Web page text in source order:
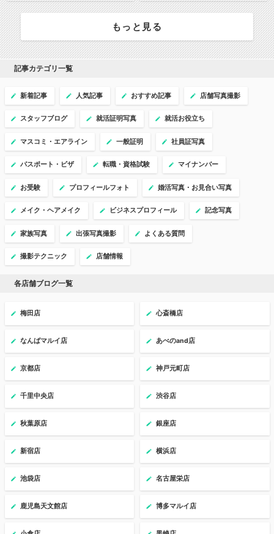
もっと見る
記事カテゴリ一覧
新着記事 人気記事 おすすめ記事 店舗写真撮影
スタッフブログ 就活証明写真 就活お役立ち
マスコミ・エアライン 一般証明 社員証写真
パスポート・ビザ 転職・資格試験 マイナンバー
お受験 プロフィールフォト 婚活写真・お見合い写真
メイク・ヘアメイク ビジネスプロフィール 記念写真
家族写真 出張写真撮影 よくある質問
撮影テクニック 店舗情報
各店舗ブログ一覧
梅田店 心斎橋店
なんばマルイ店 あべのand店
京都店 神戸元町店
千里中央店 渋谷店
秋葉原店 銀座店
新宿店 横浜店
池袋店 名古屋栄店
鹿児島天文館店 博多マルイ店